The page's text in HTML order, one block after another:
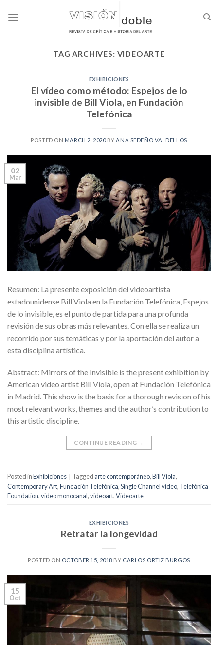
TAG ARCHIVES: VIDEOARTE
EXHIBICIONES
El vídeo como método: Espejos de lo
invisible de Bill Viola, en Fundación
Telefónica
POSTED ON MARCH 2, 2020BY ANA SEDEÑO VALDELLÓS
02
Mar
Resumen: La presente exposición del videoartista
estadounidense Bill Viola en la Fundación Telefónica, Espejos
de lo invisible, es el punto de partida para una profunda
revisión de sus obras más relevantes. Con ella se realiza un
recorrido por sus temáticas y por la aportación del autor a
esta disciplina artística.
Abstract: Mirrors of the Invisible is the present exhibition by
American video artist Bill Viola, open at Fundación Telefónica
in Madrid. This show is the basis for a thorough revision of his
most relevant works, themes and the author’s contribution to
this artistic discipline.
CONTINUE READING →
Posted inExhibiciones Tagged arte contemporáneo,Bill Viola,
Contemporary Art,Fundación Telefónica,Single Channel video, Telefónica
Foundation,video monocanal,videoart,Videoarte
EXHIBICIONES
Retratar la longevidad
POSTED ON OCTOBER 15, 2018 BY CARLOS ORTIZ BURGOS
15
Oct